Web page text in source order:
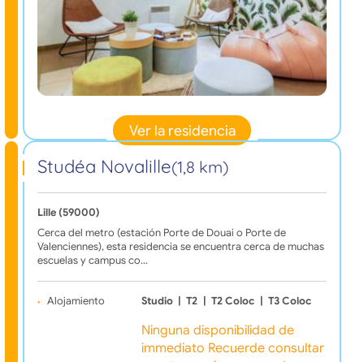
Ver la residencia
Studéa Novalille(1,8 km)
Lille (59000)
Cerca del metro (estación Porte de Douai o Porte de
Valenciennes), esta residencia se encuentra cerca de muchas
escuelas y campus co…
Alojamiento Studio T2 T2 Coloc T3 Coloc
Ninguna disponibilidad de
immediato Recuerde consultar